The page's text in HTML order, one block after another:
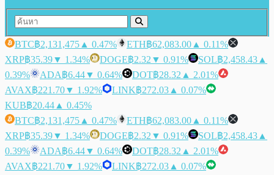
BTC฿2,131,475 ▲ 0.47% ETH฿62,083.00 ▲ 0.11%
XRP฿35.39▼ 1.34% DOGE฿2.32 ▼ 0.91% SOL฿2,458.43 ▲
0.39%
ADA฿6.44▼ 0.64% DOT฿28.32 ▲ 2.01%
AVAX฿221.70▼ 1.92% LINK฿272.03 ▲ 0.07%
KUB฿20.44 ▲ 0.45%
BTC฿2,131,475 ▲ 0.47% ETH฿62,083.00 ▲ 0.11%
XRP฿35.39▼ 1.34% DOGE฿2.32 ▼ 0.91% SOL฿2,458.43 ▲
0.39%
ADA฿6.44▼ 0.64% DOT฿28.32 ▲ 2.01%
AVAX฿221.70▼ 1.92% LINK฿272.03 ▲ 0.07%